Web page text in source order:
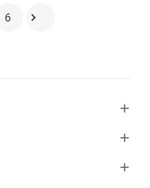



6 